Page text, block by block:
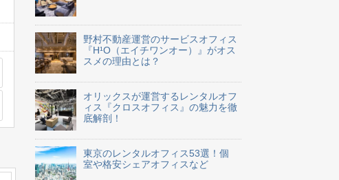
野村不動産運営のサービスオフィス
『H¹O（エイチワンオー）』がオス
スメの理由とは？
オリックスが運営するレンタルオフ
ィス『クロスオフィス』の魅力を徹
底解剖！
東京のレンタルオフィス53選！個
室や格安シェアオフィスなど